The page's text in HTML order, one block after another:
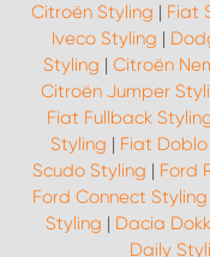
Citroën Styling | Fiat
Iveco Styling |
Styling | Citroën
Citroën Jumper
Fiat Fullback
Styling | Fiat
Scudo Styling | Ford
Ford Connect Styling
Styling | Dacia
Daily